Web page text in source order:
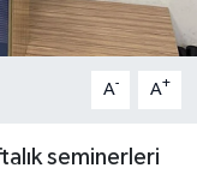
A- A+
seminerleri